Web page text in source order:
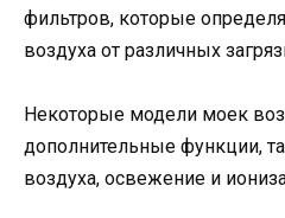
фильтров, которые
воздуха от различных
Некоторые модели моек
дополнительные функции,
воздуха, освежение и